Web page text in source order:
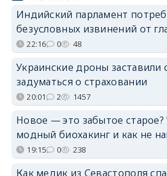
Индийский парламент
безусловных извинений от
22:16 0 48
Украинские дроны заставили
задуматься о страховании
20:01 2 1457
Новое — это забытое старое?
модный биохакинг и как не
19:15 0 238
Как медик из Севастополя